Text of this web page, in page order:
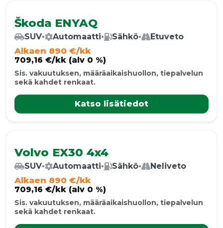
Škoda ENYAQ
SUV• Automaatti• Sähkö• Etuveto
Alkaen 890 €/kk
709,16 €/kk (alv 0 %)
Sis. vakuutuksen, määräaikaishuollon, tiepalvelun
sekä kahdet renkaat.
Katso lisätiedot
Volvo EX30 4x4
SUV• Automaatti• Sähkö• Neliveto
Alkaen 890 €/kk
709,16 €/kk (alv 0 %)
Sis. vakuutuksen, määräaikaishuollon, tiepalvelun
sekä kahdet renkaat.